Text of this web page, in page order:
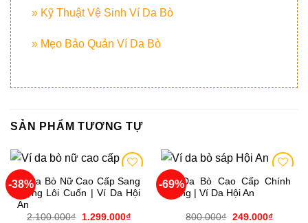
» Kỹ Thuật Vệ Sinh Ví Da Bò
» Mẹo Bảo Quản Ví Da Bò
SẢN PHẨM TƯƠNG TỰ
-38%
Add to
wishlist
Ví Da Bò Nữ Cao Cấp Sang
Trọng Lôi Cuốn | Ví Da Hội
An
2.100.000₫
Giá
1.299.000₫Giá
-69%
Add to
Ví Da Bò Cao Cấp Chính
Hãng | Ví Da Hội An
800.000₫ Giá
249.000₫Giá